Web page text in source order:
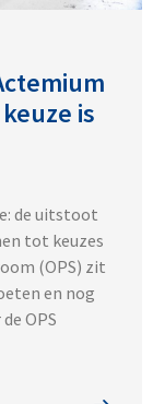
is
de uitstoot
tot keuzes
(OPS) zit
en nog
OPS